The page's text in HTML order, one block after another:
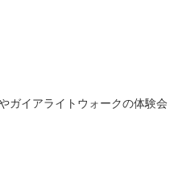
ガイアライトウォークの体験会